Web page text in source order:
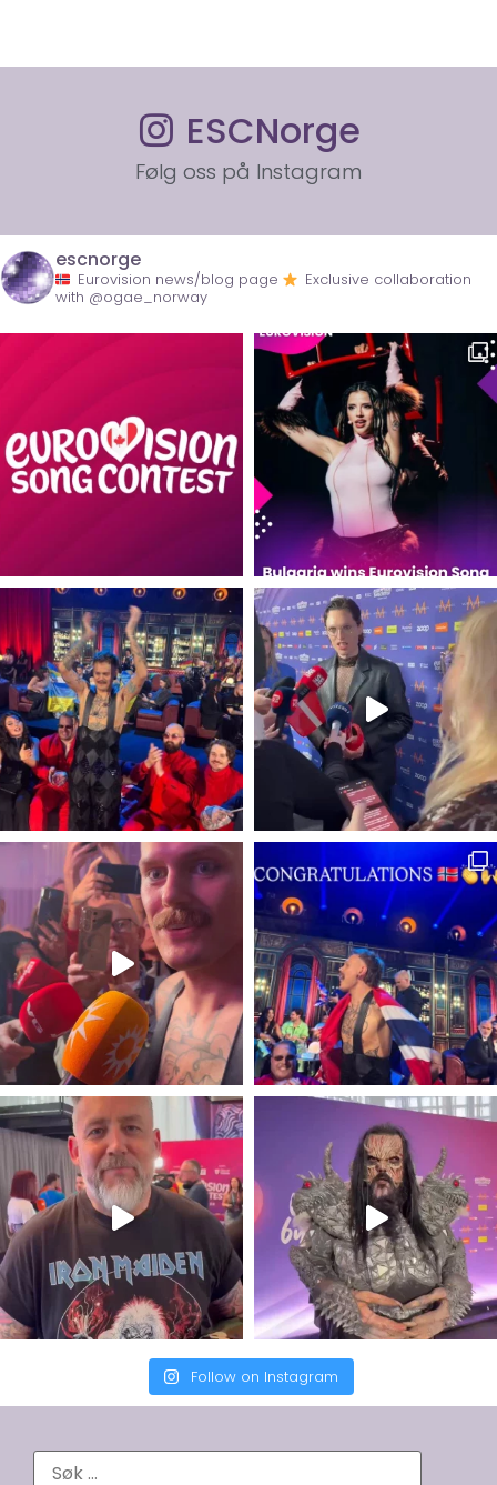
ESCNorge
Følg oss på Instagram
escnorge
Eurovision news/blog page
Exclusive collaboration
with @ogae_norway
Follow on Instagram